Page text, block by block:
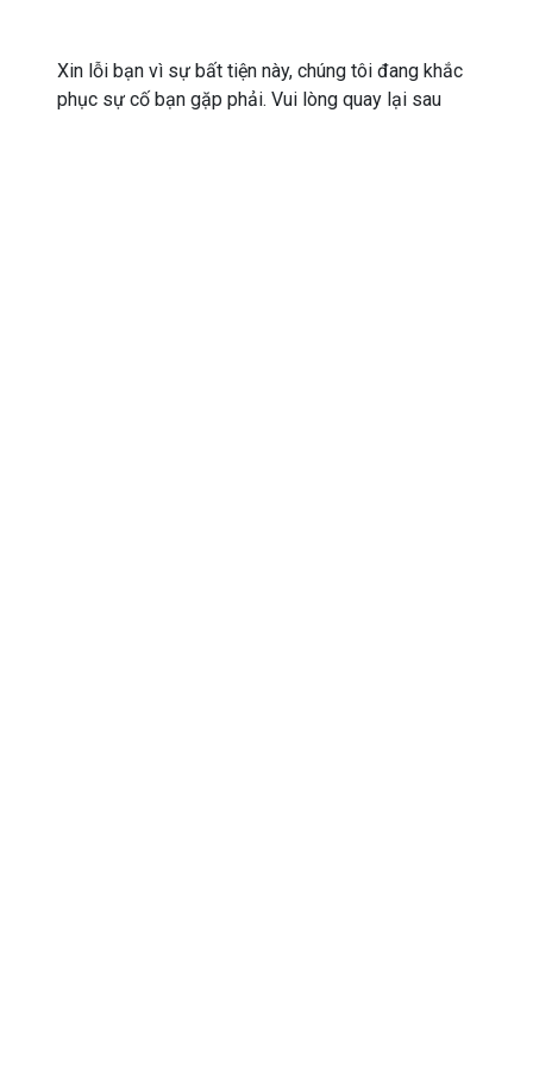
Xin lỗi bạn vì sự bất tiện này, chúng tôi đang khắc
phục sự cố bạn gặp phải. Vui lòng quay lại sau